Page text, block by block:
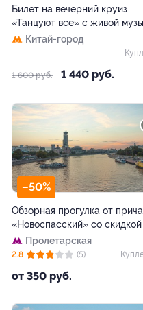
Билет на вечерний круиз
«Танцуют все» с живой
Китай-город
1 600 руб. 1 440 руб.
–50%
Обзорная прогулка от
«Новоспасский» со скидкой
Пролетарская
от 350 руб.
2.8 (5)